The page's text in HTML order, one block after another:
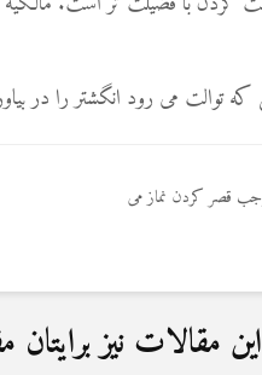
توالت می رود انگشتر را در
قصر کردن نماز می
نیز برایتان